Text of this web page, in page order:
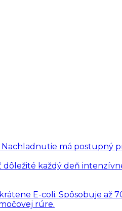
má postupný
každý deň
E-coli. Spôsobuje až
rúre.